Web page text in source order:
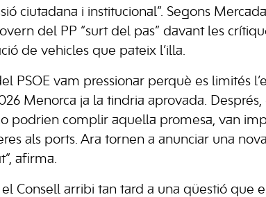
ciutadana i institucional”. Segons
del PP “surt del pas” davant les
de vehicles que pateix l’illa.
PSOE vam pressionar perquè es limités
Menorca ja la tindria aprovada. Després,
podrien complir aquella promesa, van
als ports. Ara tornen a anunciar una
afirma.
Consell arribi tan tard a una qüestió que